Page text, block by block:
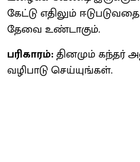
கேட்டு எதிலும்
தேவை உண்டாகும்.
பரிகாரம்:தினமும் கந்தர்
வழிபாடு செய்யுங்கள்.